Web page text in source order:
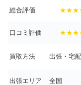
総合評価
口コミ評価
買取方法 出張・宅
出張エリア 全国